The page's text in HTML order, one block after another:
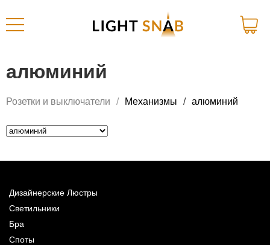
алюминий
Розетки и выключатели Механизмы алюминий
Дизайнерские Люстры
Светильники
Бра
Споты